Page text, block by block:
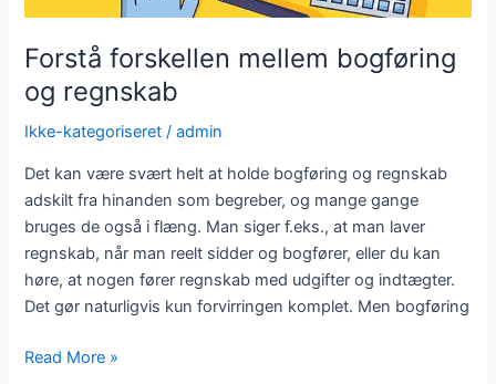
Forstå forskellen mellem bogføring
og regnskab
Ikke-kategoriseret /admin
Det kan være svært helt at holde bogføring og regnskab
adskilt fra hinanden som begreber, og mange gange
bruges de også i flæng. Man siger f.eks., at man laver
regnskab, når man reelt sidder og bogfører, eller du kan
høre, at nogen fører regnskab med udgifter og indtægter.
Det gør naturligvis kun forvirringen komplet. Men bogføring
Read More »